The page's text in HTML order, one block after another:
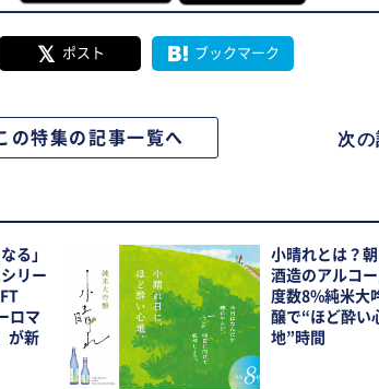
ポスト ブックマーク
の特集の記事一覧へ 次
る」
リー
ロマ
が新
小晴れとは？朝
酒造のアルコ
度数8%純米大
醸で“ほど酔い
地”時間